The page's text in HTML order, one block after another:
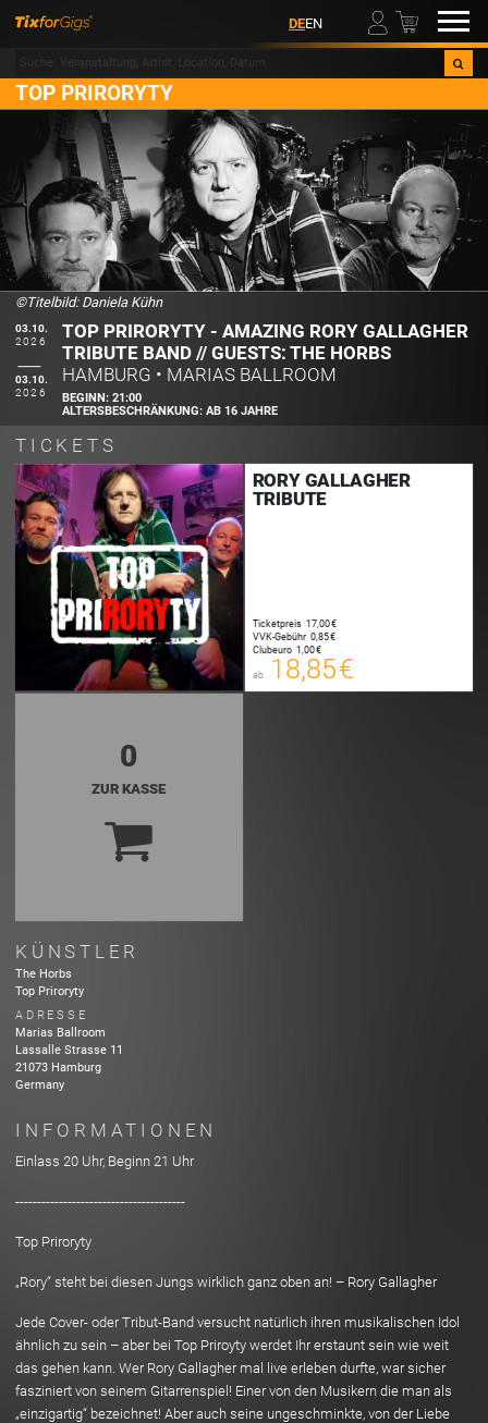
DEEN 00
TOP PRIRORYTY
©Titelbild: Daniela Kühn
03.10.
2026
03.10.
2026
TOP PRIRORYTY - AMAZING RORY GALLAGHER
TRIBUTE BAND // GUESTS: THE HORBS
HAMBURG • MARIAS BALLROOM
BEGINN:21:00
ALTERSBESCHRÄNKUNG:AB 16 JAHRE
TICKETS
RORY GALLAGHER
TRIBUTE
Ticketpreis 17,00 €
VVK-Gebühr 0,85 €
Clubeuro 1,00 €
ab 18,85 €
00
0
ZUR KASSE
KÜNSTLER
The Horbs
Top Priroryty
ADRESSE
Marias Ballroom
Lassalle Strasse 11
21073 Hamburg
Germany
INFORMATIONEN
Einlass 20 Uhr, Beginn 21 Uhr
---------------------------------------
Top Priroryty
„Rory“ steht bei diesen Jungs wirklich ganz oben an! – Rory Gallagher
Jede Cover- oder Tribut-Band versucht natürlich ihren musikalischen Idol
ähnlich zu sein – aber bei Top Priroyty werdet Ihr erstaunt sein wie weit
das gehen kann. Wer Rory Gallagher mal live erleben durfte, war sicher
fasziniert von seinem Gitarrenspiel! Einer von den Musikern die man als
„einzigartig“ bezeichnet! Aber auch seine ungeschminkte, von der Liebe